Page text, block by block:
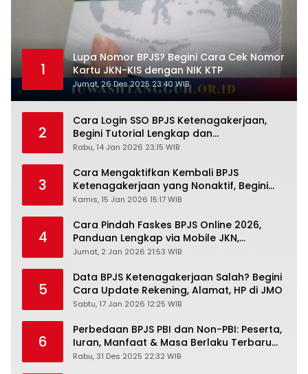
1
Lupa Nomor BPJS? Begini Cara Cek Nomor
Kartu JKN-KIS dengan NIK KTP
Jumat, 26 Des 2025 23:40 WIB
2
Cara Login SSO BPJS Ketenagakerjaan,
Begini Tutorial Lengkap dan
Pengertiannya
Rabu, 14 Jan 2026 23:15 WIB
3
Cara Mengaktifkan Kembali BPJS
Ketenagakerjaan yang Nonaktif, Begini
Panduan Lengkapnya
Kamis, 15 Jan 2026 15:17 WIB
4
Cara Pindah Faskes BPJS Online 2026,
Panduan Lengkap via Mobile JKN,
PANDAWA & Offiline Kantor Cabang
Jumat, 2 Jan 2026 21:53 WIB
5
Data BPJS Ketenagakerjaan Salah? Begini
Cara Update Rekening, Alamat, HP di JMO
Sabtu, 17 Jan 2026 12:25 WIB
6
Perbedaan BPJS PBI dan Non-PBI: Peserta,
Iuran, Manfaat & Masa Berlaku Terbaru
2026
Rabu, 31 Des 2025 22:32 WIB